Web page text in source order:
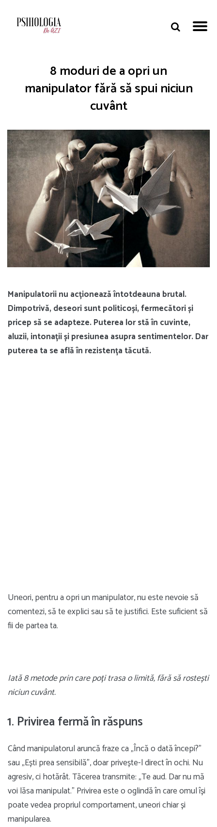
8 moduri de a opri un
manipulator fără să spui niciun
cuvânt
Manipulatorii nu acționează întotdeauna brutal.
Dimpotrivă, deseori sunt politicoși, fermecători și
pricep să se adapteze. Puterea lor stă în cuvinte,
aluzii, intonații și presiunea asupra sentimentelor. Dar
puterea ta se află în rezistența tăcută.
Uneori, pentru a opri un manipulator, nu este nevoie să
comentezi, să te explici sau să te justifici. Este suficient să
fii de partea ta.
Iată 8 metode prin care poți trasa o limită, fără să rostești
niciun cuvânt.
1. Privirea fermă în răspuns
Când manipulatorul aruncă fraze ca „Încă o dată începi?”
sau „Ești prea sensibilă”, doar privește-l direct în ochi. Nu
agresiv, ci hotărât. Tăcerea transmite: „Te aud. Dar nu mă
voi lăsa manipulat.” Privirea este o oglindă în care omul își
poate vedea propriul comportament, uneori chiar și
manipularea.